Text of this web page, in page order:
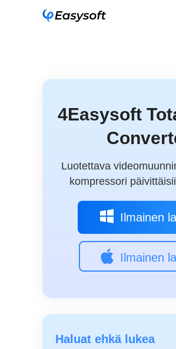
4Easysoft
Luotettava
kompressori
Ilmainen
Ilmainen
Haluat ehkä lukea